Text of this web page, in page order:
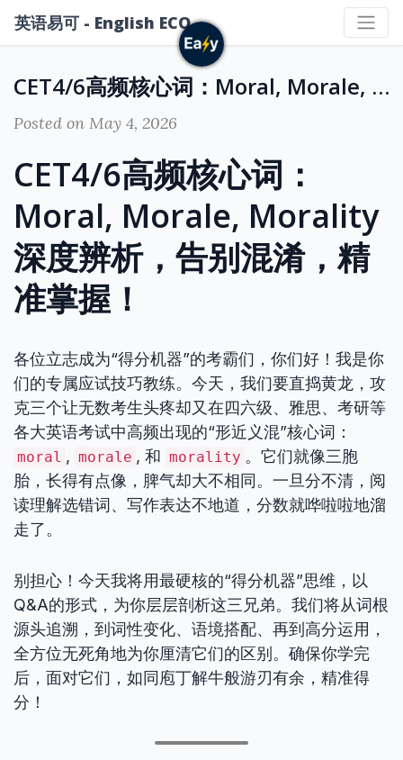
英语易可 - English ECO
CET4/6高频核心词：Moral, Morale, Morality 深度辨析，告别混淆，精准掌握！
Posted on May 4, 2026
CET4/6高频核心词：
Moral, Morale, Morality
深度辨析，告别混淆，精
准掌握！
各位立志成为“得分机器”的考霸们，你们好！我是你
们的专属应试技巧教练。今天，我们要直捣黄龙，攻
克三个让无数考生头疼却又在四六级、雅思、考研等
各大英语考试中高频出现的“形近义混”核心词：
moral , morale , 和 morality 。它们就像三胞
胎，长得有点像，脾气却大不相同。一旦分不清，阅
读理解选错词、写作表达不地道，分数就哗啦啦地溜
走了。
别担心！今天我将用最硬核的“得分机器”思维，以
Q&A的形式，为你层层剖析这三兄弟。我们将从词根
源头追溯，到词性变化、语境搭配、再到高分运用，
全方位无死角地为你厘清它们的区别。确保你学完
后，面对它们，如同庖丁解牛般游刃有余，精准得
分！